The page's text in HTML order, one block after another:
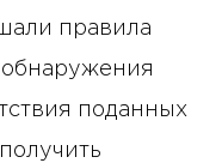
правила
обнаружения
поданных